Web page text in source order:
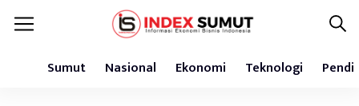
Sumut Nasional Ekonomi Teknologi